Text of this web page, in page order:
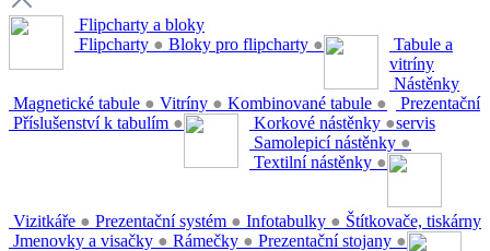
Flipcharty a bloky
Flipcharty ● Bloky pro flipcharty ●
Tabule a
vitríny
Magnetické tabule ● Vitríny ● Kombinované tabule ●
Příslušenství k tabulím ●
Nástěnky
Korkové nástěnky ●
Samolepicí nástěnky ●
Textilní nástěnky ●
Prezentační
servis
Vizitkáře ● Prezentační systém ● Infotabulky ●
Jmenovky a visačky ● Rámečky ● Prezentační stojany ●
Štítkovače, tiskárny